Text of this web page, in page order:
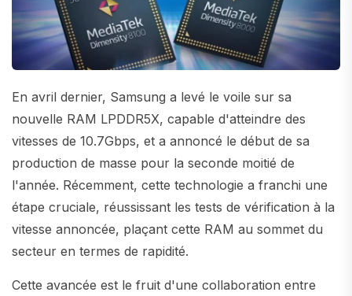
En avril dernier, Samsung a levé le voile sur sa
nouvelle RAM LPDDR5X, capable d'atteindre des
vitesses de 10.7Gbps, et a annoncé le début de sa
production de masse pour la seconde moitié de
l'année. Récemment, cette technologie a franchi une
étape cruciale, réussissant les tests de vérification à la
vitesse annoncée, plaçant cette RAM au sommet du
secteur en termes de rapidité.
Cette avancée est le fruit d'une collaboration entre